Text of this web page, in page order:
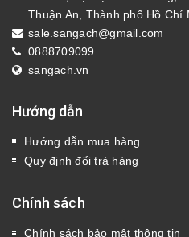
Thuận An, Thành phố Hồ Chí
sale.sangach@gmail.com
0888709099
sangach.vn
Hướng dẫn
Hướng dẫn mua hàng
Quy định đổi trả hàng
Chính sách
Chính sách bảo mật thông tin